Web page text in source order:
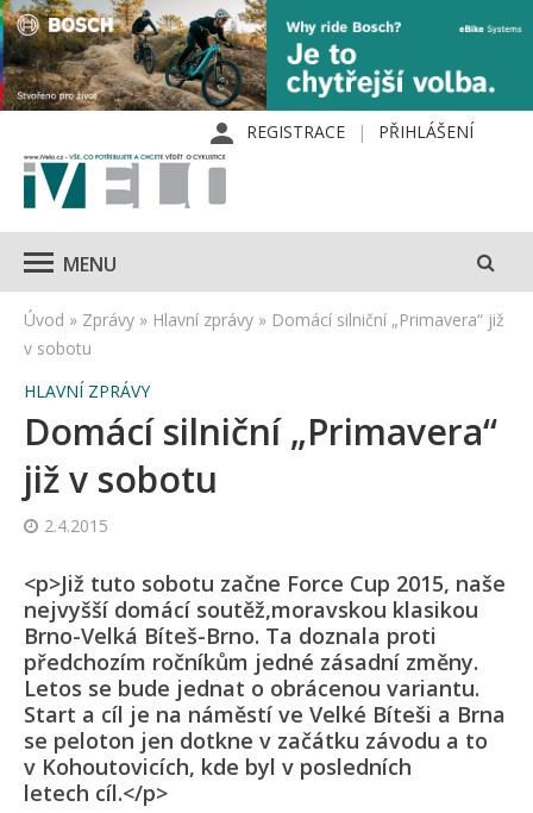
REGISTRACE PŘIHLÁŠENÍ
MENU
Úvod » Zprávy » Hlavní zprávy » Domácí silniční „Primavera“ již
v sobotu
HLAVNÍ ZPRÁVY
Domácí silniční „Primavera“
již v sobotu
2.4.2015
<p>Již tuto sobotu začne Force Cup 2015, naše
nejvyšší domácí soutěž,moravskou klasikou
Brno-Velká Bíteš-Brno. Ta doznala proti
předchozím ročníkům jedné zásadní změny.
Letos se bude jednat o obrácenou variantu.
Start a cíl je na náměstí ve Velké Bíteši a Brna
se peloton jen dotkne v začátku závodu a to
v Kohoutovicích, kde byl v posledních
letech cíl.</p>